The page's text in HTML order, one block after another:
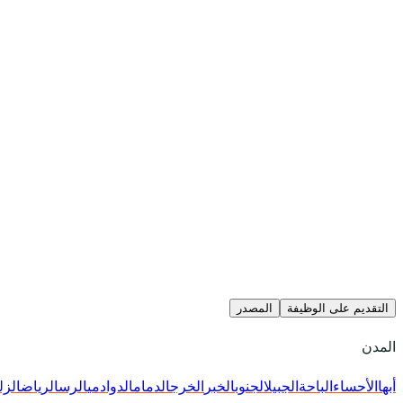
التقديم على الوظيفة المصدر
المدن
أبها الأحساء الباحة الجبيلالجنوبالخبر الخرجالدمامالدوادميالرسالرياض